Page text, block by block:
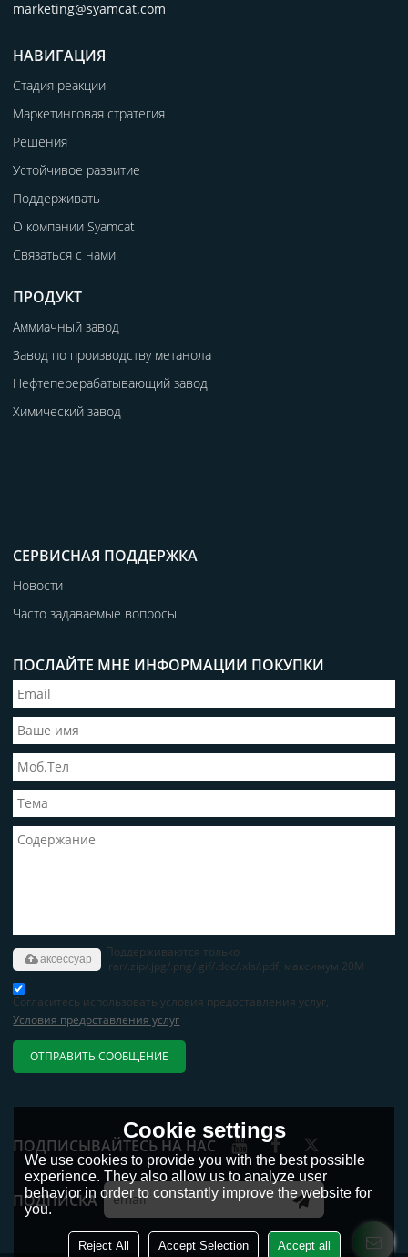
marketing@syamcat.com
НАВИГАЦИЯ
Стадия реакции
Маркетинговая стратегия
Решения
Устойчивое развитие
Поддерживать
О компании Syamcat
Связаться с нами
ПРОДУКТ
Аммиачный завод
Завод по производству метанола
Нефтеперерабатывающий завод
Химический завод
СЕРВИСНАЯ ПОДДЕРЖКА
Новости
Часто задаваемые вопросы
ПОСЛАЙТЕ МНЕ ИНФОРМАЦИИ ПОКУПКИ
Поддерживаются только
.rar/.zip/.jpg/.png/.gif/.doc/.xls/.pdf, максимум 20M
аксессуар
Согласитесь использовать условия предоставления услуг,
Условия предоставления услуг
ОТПРАВИТЬ СООБЩЕНИЕ
ПОДПИСЫВАЙТЕСЬ НА НАС
ПОДПИСКА
Cookie settings
We use cookies to provide you with the best possible
experience. They also allow us to analyze user
behavior in order to constantly improve the website for
you.
Reject All Accept Selection Accept all